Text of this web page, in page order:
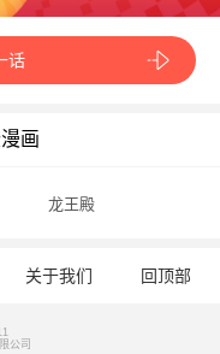
话
画
龙王殿
关于我们 回顶部
公司